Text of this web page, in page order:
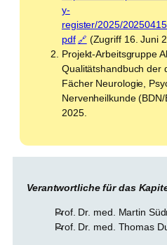
y-
register/2025/
pdf
(Zugriff 16. Juni
Projekt-Arbeitsgruppe
Qualitätshandbuch der
Fächer Neurologie,
Nervenheilkunde
2025.
Verantwortliche für das
Prof. Dr. med. Martin
Prof. Dr. med. Thomas